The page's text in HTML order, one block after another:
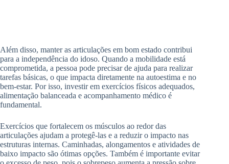
Além disso, manter as articulações em bom estado contribui
para a independência do idoso. Quando a mobilidade está
comprometida, a pessoa pode precisar de ajuda para realizar
tarefas básicas, o que impacta diretamente na autoestima e no
bem-estar. Por isso, investir em exercícios físicos adequados,
alimentação balanceada e acompanhamento médico é
fundamental.
Exercícios que fortalecem os músculos ao redor das
articulações ajudam a protegê-las e a reduzir o impacto nas
estruturas internas. Caminhadas, alongamentos e atividades de
baixo impacto são ótimas opções. Também é importante evitar